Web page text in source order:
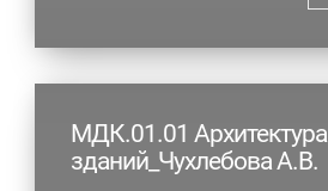
МДК.01.01 Архитектура
зданий_Чухлебова А.В.